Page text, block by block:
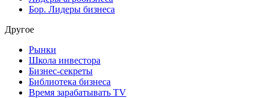
Бор. Лидеры бизнеса
Другое
Рынки
Школа инвестора
Бизнес-секреты
Библиотека бизнеса
Время зарабатывать TV